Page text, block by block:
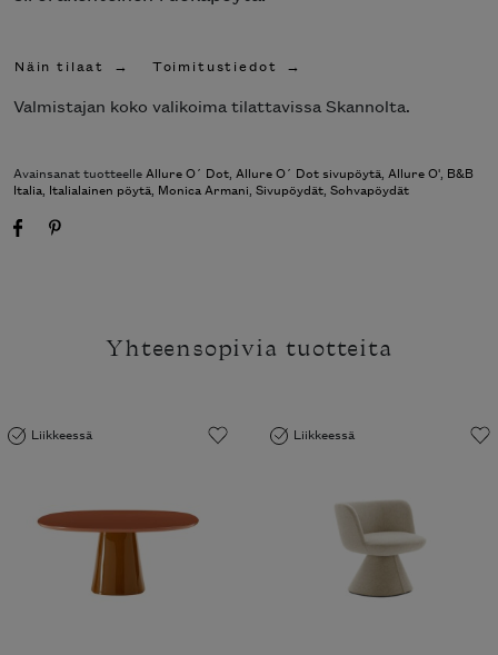
Näin tilaat Toimitustiedot
Valmistajan koko valikoima tilattavissa Skannolta.
Avainsanat tuotteelleAllure O´ Dot, Allure O´ Dot sivupöytä, Allure O', B&B
Italia, Italialainen pöytä, Monica Armani, Sivupöydät, Sohvapöydät
Yhteensopivia tuotteita
Liikkeessä Liikkeessä